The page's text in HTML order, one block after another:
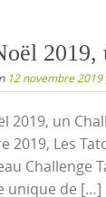
2019,
12 novembre 2019
2019, un
2019, Les
Challenge
unique de […]